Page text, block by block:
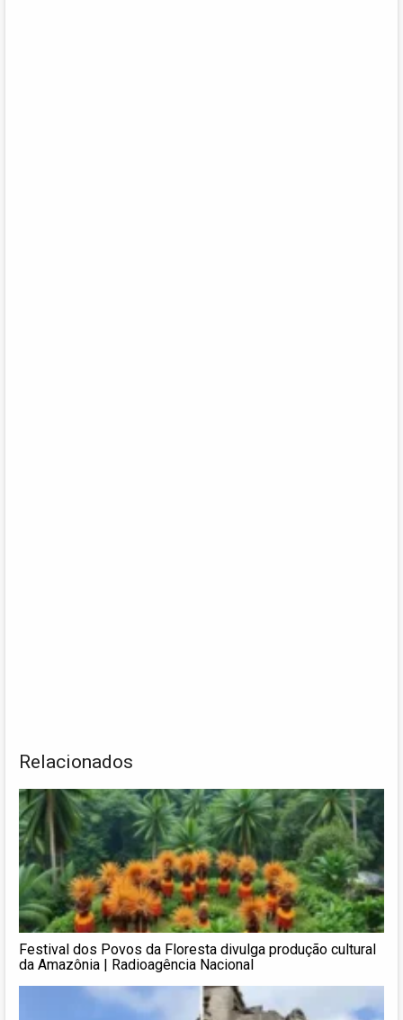
Relacionados
Festival dos Povos da Floresta divulga produção cultural
da Amazônia | Radioagência Nacional